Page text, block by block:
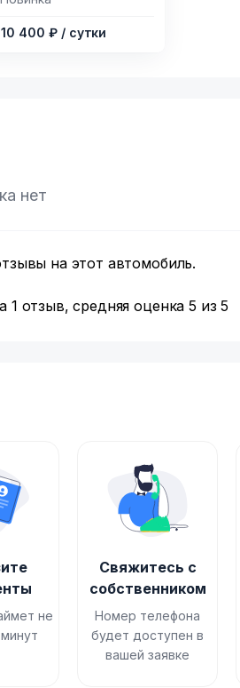
10 400 ₽ / сутки
нет
на этот автомобиль.
1 отзыв, средняя оценка 5 из 5
не
Свяжитесь с
собственником
Номер телефона
будет доступен в
вашей заявке